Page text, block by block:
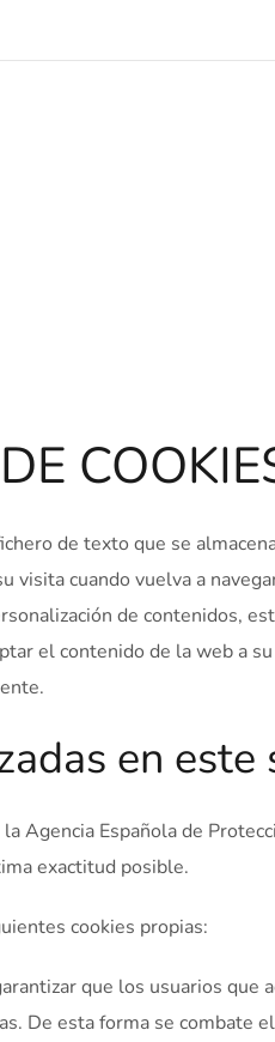
de texto que se
visita cuando vuelva a
de contenidos,
el contenido de la web a
en
Agencia Española de
exactitud posible.
cookies propias:
que los usuarios que
De esta forma se combate el